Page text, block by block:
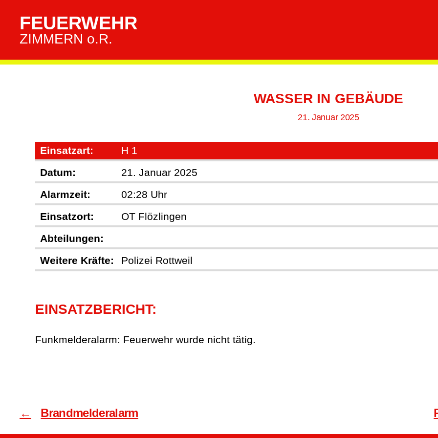
FEUERWEHR
ZIMMERN o.R.
Kategorien
WASSER IN GEBÄUDE
21. Januar 2025
Einsatzart:
H 1
Datum:
21. Januar 2025
Alarmzeit:
02:28 Uhr
Einsatzort:
OT Flözlingen
Abteilungen:
Weitere Kräfte:
Polizei Rottweil
EINSATZBERICHT:
Funkmelderalarm: Feuerwehr wurde nicht tätig.
← Brandmelderalarm